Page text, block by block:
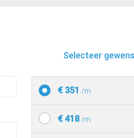
Selecteer
€ 351 /m
€ 418 /m